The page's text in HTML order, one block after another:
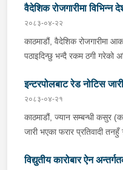
कार्यान्वयनको लागि जिल्ला
लाख ४० हजार रूपैयाँ असुली गरी
प्रहरी कार्यालय चिसापानीबाट
उनी उपर जिल्ला अदालत
प्रहरीले आवश्यक अनुसन्धान
वैदेशिक रोजगारीमा विभिन्न
पक्राउ
२०८३-०४-२२
काठमाडौं, वैदेशिक रोजगारीमा
पठाइदिन्छु भन्दै रकम ठगी गरेको
भएका ४६ वर्षीय धना तिवारी,
घर भएका ३३ वर्षीय राम बहादुर
बस्ने दार्चुला घर भएका ३०
धनाले न्यूजिल्याण्ड पठाइदिन्छु
सुबोधले युएई पठाइदिन्छु भन्दै १
इन्टरपोलबाट रेड नोटिस
२०८३-०४-२१
काठमाडौं, ज्यान सम्बन्धी कसुर
जारी भएका फरार प्रतिवादी
हुने क्रममा उनलाई त्रिभुवन
विद्युतीय कारोबार ऐन